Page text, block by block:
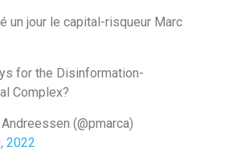
un jour le capital-risqueur Marc
for the Disinformation-
Complex?
(@pmarca)
2022